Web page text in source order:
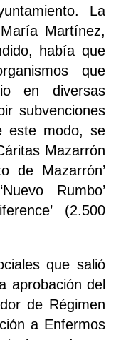
La
Martínez,
había que
que
en diversas
subvenciones
este modo, se
Mazarrón
de Mazarrón’
Rumbo’
(2.500
que salió
aprobación del
de Régimen
a Enfermos